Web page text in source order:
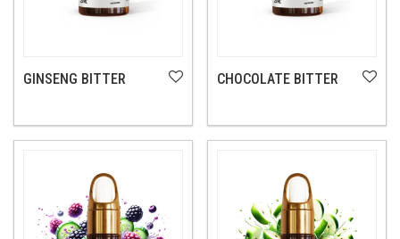
GINSENG BITTER CHOCOLATE BITTER